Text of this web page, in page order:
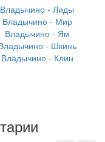
Владычино - Лиды
Владычино - Мир
Владычино - Ям
- Шкинь
Владычино - Клин